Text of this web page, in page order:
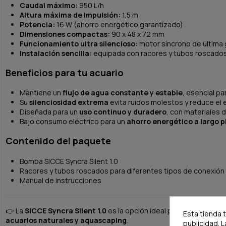
Caudal máximo: 950 L/h
Altura máxima de impulsión: 1,5 m
Potencia: 16 W (ahorro energético garantizado)
Dimensiones compactas: 90 x 48 x 72 mm
Funcionamiento ultra silencioso: motor síncrono de última
Instalación sencilla: equipada con racores y tubos
Beneficios para tu acuario
Mantiene un flujo de agua constante y estable, esencial
Su silenciosidad extrema evita ruidos molestos y reduce
Diseñada para un uso continuo y duradero, con materiales
Bajo consumo eléctrico para un ahorro energético a largo
Contenido del paquete
Bomba SICCE Syncra Silent 1.0
Racores y tubos roscados para diferentes tipos de conexión
Manual de instrucciones
👉La SICCE Syncra Silent 1.0 es la opción ideal para quienes
acuarios naturales y aquascaping.
Esta tienda
publicidad.